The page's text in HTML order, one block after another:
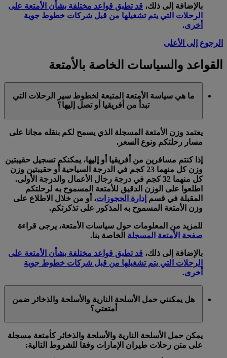
بالإضافة إلى ذلك، قد تطبق قواعد مختلفة بشأن الأمتعة على
الرحلات التي يتم تشغيلها من قبل شركات خطوط جوية
أخرى.
الرجوع إلى الأعلى
القواعد والسياسات الخاصة بالأمتعة
ما هي سياسة الأمتعة المتبعة لخطوط سير الرحلات التي
تبدأ من أفريقيا أو تصل إليها؟
يعتمد وزن الأمتعة المسجلة الذي يسمح لكم بنقله مجانا على
مسار رحلتكم ونوع السعر.
إذا كنتم مسافرين من أفريقيا أو إليها، يمكنكم تسجيل حقيبتين
وزن كل منهما 23 كجم في الدرجة السياحية أو حقيبتين وزن
كل منهما 32 كجم في درجة رجال الأعمال والدرجة الأولى.
اطلعوا على الوزن الدقيق للأمتعة المسموح به لرحلتكم
المقبلة في قسم إدارة الحجوزات، أو من خلال الاطلاع على
وزن الأمتعة المسموح به المذكور على تذكرتكم.
للمزيد من المعلومات حول سياسات الأمتعة، يرجى قراءة
صفحة الأمتعة المسجلة الخاصة بنا.
بالإضافة إلى ذلك، قد تطبق قواعد مختلفة بشأن الأمتعة على
الرحلات التي يتم تشغيلها من قبل شركات خطوط جوية
أخرى.
هل يمكنني حمل الأسلحة النارية والأسلحة والذخائر ضمن
أمتعتي؟
يمكن حمل الأسلحة النارية والأسلحة والذخائر كأمتعة مسجلة
على متن رحلات طيران الإمارات وفقا للشروط التالية: